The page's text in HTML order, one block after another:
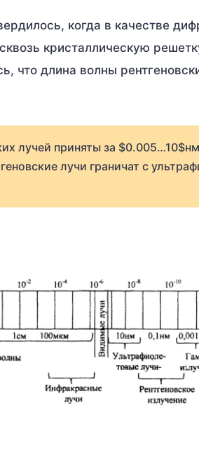
когда в качестве
кристаллическую
что длина волны
лучей приняты за
лучи граничат с